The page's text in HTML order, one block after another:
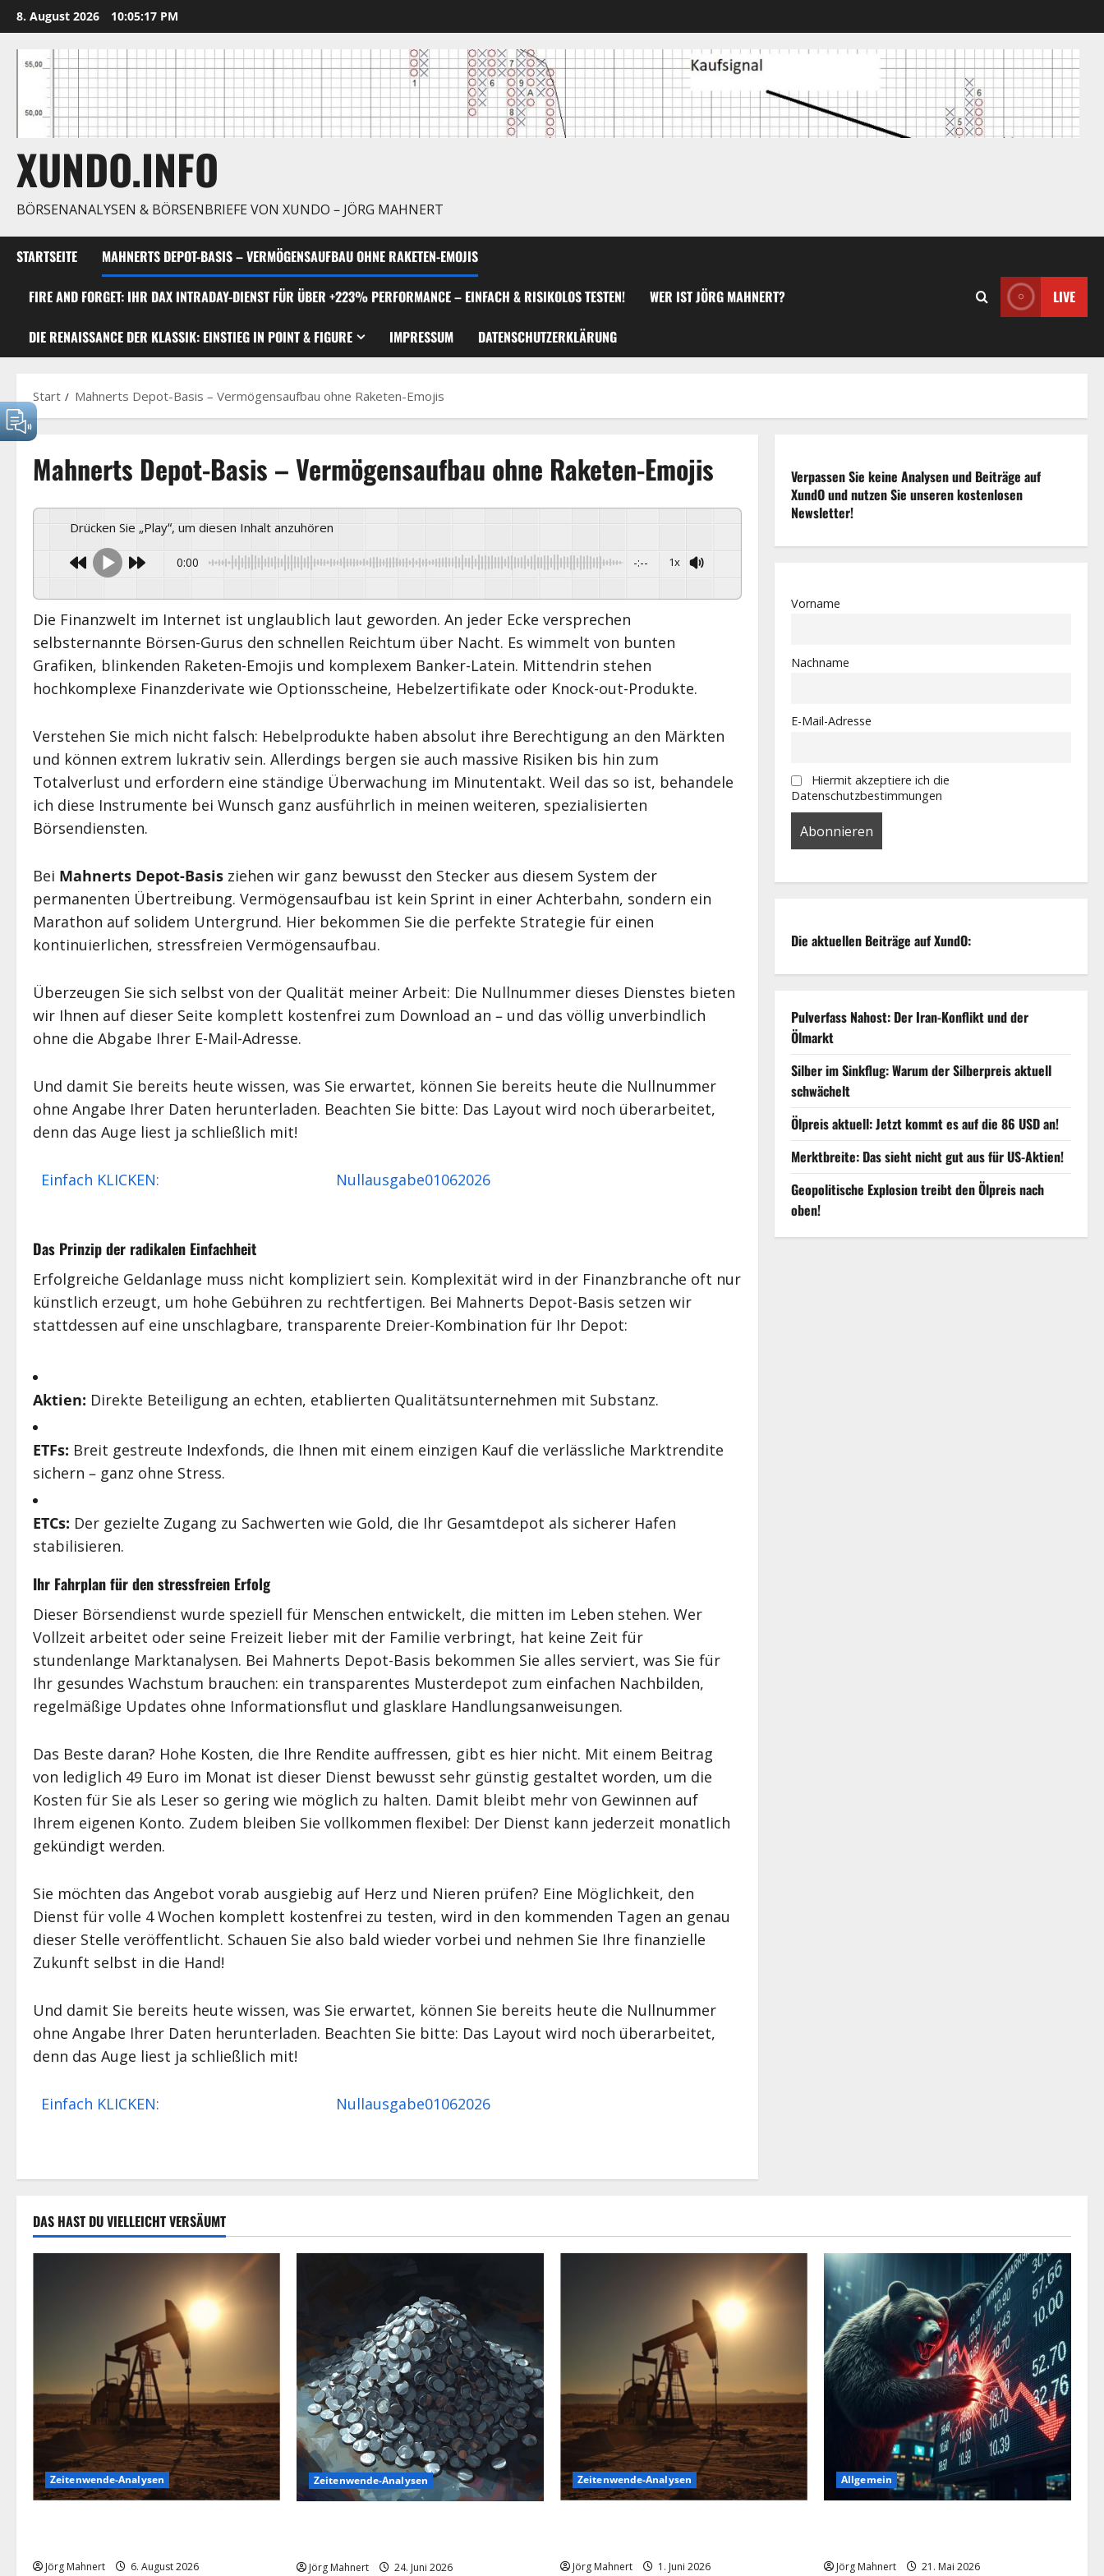
Zum
Inhalt
springen
8. August 2026 10:05:18 PM
XUNDO.INFO
BÖRSENANALYSEN & BÖRSENBRIEFE VON XUNDO – JÖRG MAHNERT
STARTSEITE MAHNERTS DEPOT-BASIS – VERMÖGENSAUFBAU OHNE RAKETEN-EMOJIS
FIRE AND FORGET: IHR DAX INTRADAY-DIENST FÜR ÜBER +223% PERFORMANCE – EINFACH & RISIKOLOS TESTEN! WER IST JÖRG MAHNERT?
DIE RENAISSANCE DER KLASSIK: EINSTIEG IN POINT & FIGURE IMPRESSUM DATENSCHUTZERKLÄRUNG
LIVE
Start Mahnerts Depot-Basis – Vermögensaufbau ohne Raketen-Emojis
Mahnerts Depot-Basis – Vermögensaufbau ohne Raketen-Emojis
Drücken Sie „Play“, um diesen Inhalt anzuhören
0:00 -:-- 1x
Die Finanzwelt im Internet ist unglaublich laut geworden. An jeder Ecke versprechen
selbsternannte Börsen-Gurus den schnellen Reichtum über Nacht. Es wimmelt von bunten
Grafiken, blinkenden Raketen-Emojis und komplexem Banker-Latein. Mittendrin stehen
hochkomplexe Finanzderivate wie Optionsscheine, Hebelzertifikate oder Knock-out-Produkte.
Verstehen Sie mich nicht falsch: Hebelprodukte haben absolut ihre Berechtigung an den Märkten
und können extrem lukrativ sein. Allerdings bergen sie auch massive Risiken bis hin zum
Totalverlust und erfordern eine ständige Überwachung im Minutentakt. Weil das so ist, behandele
ich diese Instrumente bei Wunsch ganz ausführlich in meinen weiteren, spezialisierten
Börsendiensten.
Bei Mahnerts Depot-Basis ziehen wir ganz bewusst den Stecker aus diesem System der
permanenten Übertreibung. Vermögensaufbau ist kein Sprint in einer Achterbahn, sondern ein
Marathon auf solidem Untergrund. Hier bekommen Sie die perfekte Strategie für einen
kontinuierlichen, stressfreien Vermögensaufbau.
Überzeugen Sie sich selbst von der Qualität meiner Arbeit: Die Nullnummer dieses Dienstes bieten
wir Ihnen auf dieser Seite komplett kostenfrei zum Download an – und das völlig unverbindlich
ohne die Abgabe Ihrer E-Mail-Adresse.
Und damit Sie bereits heute wissen, was Sie erwartet, können Sie bereits heute die Nullnummer
ohne Angabe Ihrer Daten herunterladen. Beachten Sie bitte: Das Layout wird noch überarbeitet,
denn das Auge liest ja schließlich mit!
Einfach KLICKEN: Nullausgabe01062026
Das Prinzip der radikalen Einfachheit
Erfolgreiche Geldanlage muss nicht kompliziert sein. Komplexität wird in der Finanzbranche oft nur
künstlich erzeugt, um hohe Gebühren zu rechtfertigen. Bei Mahnerts Depot-Basis setzen wir
stattdessen auf eine unschlagbare, transparente Dreier-Kombination für Ihr Depot:
Aktien: Direkte Beteiligung an echten, etablierten Qualitätsunternehmen mit Substanz.
ETFs: Breit gestreute Indexfonds, die Ihnen mit einem einzigen Kauf die verlässliche Marktrendite
sichern – ganz ohne Stress.
ETCs: Der gezielte Zugang zu Sachwerten wie Gold, die Ihr Gesamtdepot als sicherer Hafen
stabilisieren.
Ihr Fahrplan für den stressfreien Erfolg
Dieser Börsendienst wurde speziell für Menschen entwickelt, die mitten im Leben stehen. Wer
Vollzeit arbeitet oder seine Freizeit lieber mit der Familie verbringt, hat keine Zeit für
stundenlange Marktanalysen. Bei Mahnerts Depot-Basis bekommen Sie alles serviert, was Sie für
Ihr gesundes Wachstum brauchen: ein transparentes Musterdepot zum einfachen Nachbilden,
regelmäßige Updates ohne Informationsflut und glasklare Handlungsanweisungen.
Das Beste daran? Hohe Kosten, die Ihre Rendite auffressen, gibt es hier nicht. Mit einem Beitrag
von lediglich 49 Euro im Monat ist dieser Dienst bewusst sehr günstig gestaltet worden, um die
Kosten für Sie als Leser so gering wie möglich zu halten. Damit bleibt mehr von Gewinnen auf
Ihrem eigenen Konto. Zudem bleiben Sie vollkommen flexibel: Der Dienst kann jederzeit monatlich
gekündigt werden.
Sie möchten das Angebot vorab ausgiebig auf Herz und Nieren prüfen? Eine Möglichkeit, den
Dienst für volle 4 Wochen komplett kostenfrei zu testen, wird in den kommenden Tagen an genau
dieser Stelle veröffentlicht. Schauen Sie also bald wieder vorbei und nehmen Sie Ihre finanzielle
Zukunft selbst in die Hand!
Und damit Sie bereits heute wissen, was Sie erwartet, können Sie bereits heute die Nullnummer
ohne Angabe Ihrer Daten herunterladen. Beachten Sie bitte: Das Layout wird noch überarbeitet,
denn das Auge liest ja schließlich mit!
Einfach KLICKEN: Nullausgabe01062026
Verpassen Sie keine Analysen und Beiträge auf
XundO und nutzen Sie unseren kostenlosen
Newsletter!
Vorname
Nachname
E-Mail-Adresse
Hiermit akzeptiere ich die
Datenschutzbestimmungen
Die aktuellen Beiträge auf XundO:
Pulverfass Nahost: Der Iran-Konflikt und der
Ölmarkt
Silber im Sinkflug: Warum der Silberpreis aktuell
schwächelt
Ölpreis aktuell: Jetzt kommt es auf die 86 USD an!
Merktbreite: Das sieht nicht gut aus für US-Aktien!
Geopolitische Explosion treibt den Ölpreis nach
oben!
DAS HAST DU VIELLEICHT VERSÄUMT
Zeitenwende-Analysen
Jörg Mahnert 6. August 2026
Zeitenwende-Analysen
Jörg Mahnert 24. Juni 2026
Zeitenwende-Analysen
Jörg Mahnert 1. Juni 2026
Allgemein
Jörg Mahnert 21. Mai 2026